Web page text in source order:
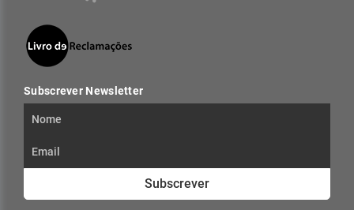
Subscrever Newsletter
Subscrever